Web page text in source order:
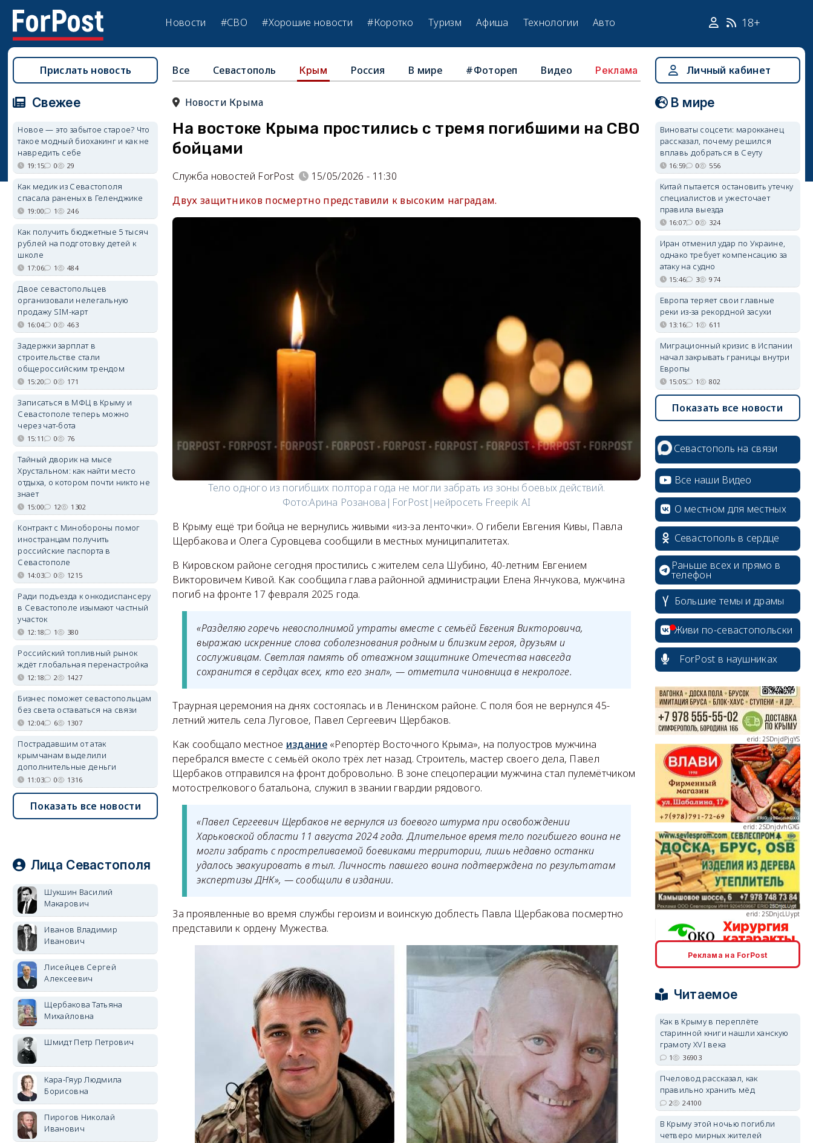
Новости #СВО #Хорошие новости #Коротко Туризм Афиша Технологии Авто 18+
Все Севастополь Крым Россия В мире #Фотореп Видео Реклама
Новости Крыма
На востоке Крыма простились с тремя погибшими на СВО
бойцами
Служба новостей ForPost
15/05/2026 - 11:30
Двух защитников посмертно представили к высоким наградам.
Тело одного из погибших полтора года не могли забрать из зоны боевых действий.
Фото:Арина Розанова|ForPost|нейросеть Freepik AI
В Крыму ещё три бойца не вернулись живыми «из-за ленточки». О гибели Евгения Кивы, Павла
Щербакова и Олега Суровцева сообщили в местных муниципалитетах.
В Кировском районе сегодня простились с жителем села Шубино, 40-летним Евгением
Викторовичем Кивой. Как сообщила глава районной администрации Елена Янчукова, мужчина
погиб на фронте 17 февраля 2025 года.
«Разделяю горечь невосполнимой утраты вместе с семьёй Евгения Викторовича,
выражаю искренние слова соболезнования родным и близким героя, друзьям и
сослуживцам. Светлая память об отважном защитнике Отечества навсегда
сохранится в сердцах всех, кто его знал», — отметила чиновница в некрологе.
Траурная церемония на днях состоялась и в Ленинском районе. С поля боя не вернулся 45-
летний житель села Луговое, Павел Сергеевич Щербаков.
Как сообщало местное издание«Репортёр Восточного Крыма», на полуостров мужчина
перебрался вместе с семьёй около трёх лет назад. Строитель, мастер своего дела, Павел
Щербаков отправился на фронт добровольно. В зоне спецоперации мужчина стал пулемётчиком
мотострелкового батальона, служил в звании гвардии рядового.
«Павел Сергеевич Щербаков не вернулся из боевого штурма при освобождении
Харьковской области 11 августа 2024 года. Длительное время тело погибшего воина не
могли забрать с простреливаемой боевиками территории, лишь недавно останки
удалось эвакуировать в тыл. Личность павшего воина подтверждена по результатам
экспертизы ДНК», — сообщили в издании.
За проявленные во время службы героизм и воинскую доблесть Павла Щербакова посмертно
представили к ордену Мужества.
Прислать новость
Свежее
Новое — это забытое старое? Что
такое модный биохакинг и как не
навредить себе
19:15 0 29
Как медик из Севастополя
спасала раненых в Геленджике
19:00 1 246
Как получить бюджетные 5 тысяч
рублей на подготовку детей к
школе
17:06 1 484
Двое севастопольцев
организовали нелегальную
продажу SIM-карт
16:04 0 463
Задержки зарплат в
строительстве стали
общероссийским трендом
15:20 0 171
Записаться в МФЦ в Крыму и
Севастополе теперь можно
через чат-бота
15:11 0 76
Тайный дворик на мысе
Хрустальном: как найти место
отдыха, о котором почти никто не
знает
15:00 12 1302
Контракт с Минобороны помог
иностранцам получить
российские паспорта в
Севастополе
14:03 0 1215
Ради подъезда к онкодиспансеру
в Севастополе изымают частный
участок
12:18 1 380
Российский топливный рынок
ждёт глобальная перенастройка
12:18 2 1427
Бизнес поможет севастопольцам
без света оставаться на связи
12:04 6 1307
Пострадавшим от атак
крымчанам выделили
дополнительные деньги
11:03 0 1316
Показать все новости
Лица Севастополя
Шукшин Василий
Макарович
Иванов Владимир
Иванович
Лисейцев Сергей
Алексеевич
Щербакова Татьяна
Михайловна
Шмидт Петр Петрович
Кара-Гяур Людмила
Борисовна
Пирогов Николай
Иванович
Личный кабинет
В мире
Виноваты соцсети: марокканец
рассказал, почему решился
вплавь добраться в Сеуту
16:59 0 556
Китай пытается остановить утечку
специалистов и ужесточает
правила выезда
16:07 0 324
Иран отменил удар по Украине,
однако требует компенсацию за
атаку на судно
15:46 3 974
Европа теряет свои главные
реки из-за рекордной засухи
13:16 1 611
Миграционный кризис в Испании
начал закрывать границы внутри
Европы
15:05 1 802
Показать все новости
Севастополь на связи
Все наши Видео
О местном для местных
Севастополь в сердце
Раньше всех и прямо в
телефон
Большие темы и драмы
Живи по-севастопольски
ForPost в наушниках
erid: 2SDnjcrDNw6
erid: 2SDnjdPjgYS
erid: 2SDnjdvhGXG
erid: 2SDnjcLUypt
erid: 2SDnjcrDNw6
erid: 2SDnjdvhGXG
Реклама на ForPost
Читаемое
Как в Крыму в переплёте
старинной книги нашли ханскую
грамоту XVI века
1 36903
Пчеловод рассказал, как
правильно хранить мёд
2 24100
В Крыму этой ночью погибли
четверо мирных жителей